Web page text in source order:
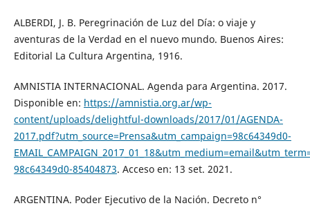
ALBERDI, J. B. Peregrinación de Luz del Día: o viaje y
aventuras de la Verdad en el nuevo mundo. Buenos Aires:
Editorial La Cultura Argentina, 1916.
AMNISTIA INTERNACIONAL. Agenda para Argentina. 2017.
Disponible en: https://amnistia.org.ar/wp-
content/uploads/delightful-downloads/2017/01/AGENDA-
2017.pdf?utm_source=Prensa&utm_campaign=98c64349d0-
98c64349d0-85404873. Acceso en: 13 set. 2021.
ARGENTINA. Poder Ejecutivo de la Nación. Decreto n°